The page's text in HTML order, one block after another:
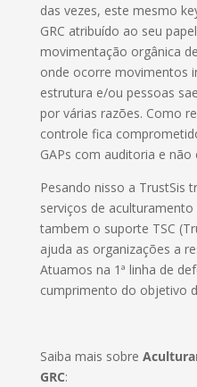
das vezes, este mesmo
GRC atribuído ao seu
movimentação orgânica
onde ocorre movimentos
estrutura e/ou pessoas
por várias razões. Como
controle fica
GAPs com auditoria e
Pesando nisso a TrustSis
serviços de
tambem o suporte TSC
ajuda as organizações a
Atuamos na 1ª linha de
cumprimento do objetivo
Saiba mais sobre
GRC: